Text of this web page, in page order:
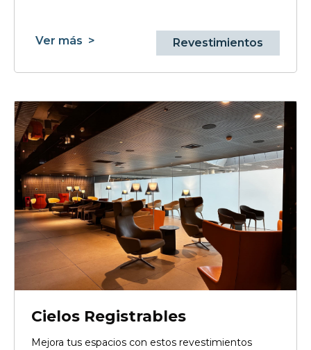
Ver más > Revestimientos
Cielos Registrables
Mejora tus espacios con estos revestimientos